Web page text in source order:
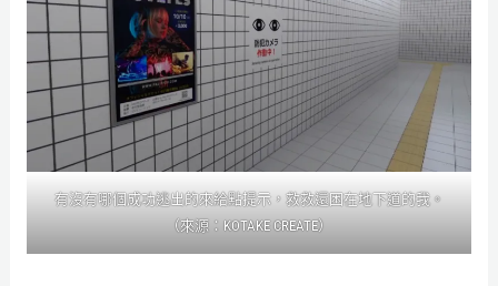
有沒有哪個成功逃出的來給點提示，救救還困在地下道的我。
（來源：KOTAKE CREATE）